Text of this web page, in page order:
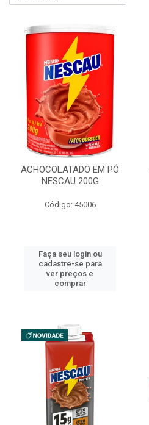
ACHOCOLATADO EM PÓ
NESCAU 200G
Código: 45006
Faça seu login ou
cadastre-se para
ver preços e
comprar